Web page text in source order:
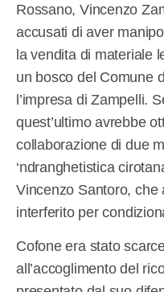
Rossano, Vincenzo
accusati di aver
la vendita di materiale
un bosco del Comune
l’impresa di Zampelli.
quest’ultimo avrebbe
collaborazione di due
‘ndranghetistica
Vincenzo Santoro, che
interferito per
Cofone era stato
all’accoglimento del